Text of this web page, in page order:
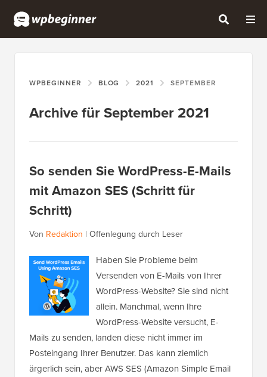
WPBEGINNER BLOG 2021 SEPTEMBER
Archive für September 2021
So senden Sie WordPress-E-Mails
mit Amazon SES (Schritt für
Schritt)
Von Redaktion | Offenlegung durch Leser
Haben Sie Probleme beim
Versenden von E-Mails von Ihrer
WordPress-Website? Sie sind nicht
allein. Manchmal, wenn Ihre
WordPress-Website versucht, E-
Mails zu senden, landen diese nicht immer im
Posteingang Ihrer Benutzer. Das kann ziemlich
ärgerlich sein, aber AWS SES (Amazon Simple Email